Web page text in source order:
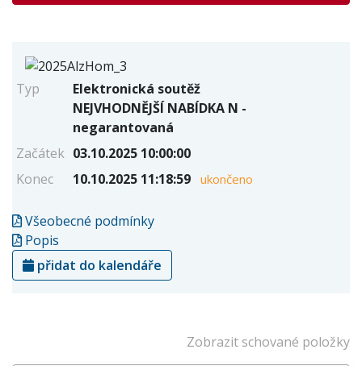
Typ
Elektronická soutěž
NEJVHODNĚJŠÍ NABÍDKA N -
negarantovaná
Začátek 03.10.2025 10:00:00
Konec
10.10.2025 11:18:59 ukončeno
Všeobecné podmínky
Popis
přidat do kalendáře
Zobrazit schované položky